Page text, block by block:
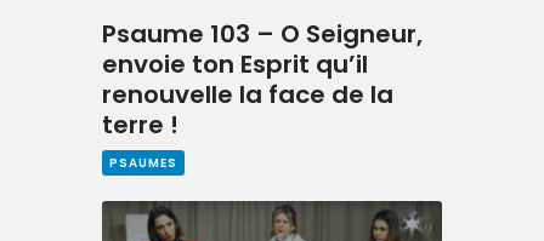
Psaume 103 – O Seigneur,
envoie ton Esprit qu’il
renouvelle la face de la
terre !
PSAUMES